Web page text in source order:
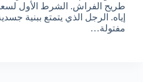
طريح الفراش. الشرط الأول
إياه. الرجل الذي يتمتع ببنية
مفتولة…